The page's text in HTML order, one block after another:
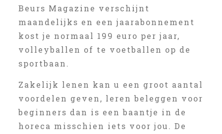
Beurs Magazine verschijnt
maandelijks en een jaarabonnement
kost je normaal 199 euro per jaar,
volleyballen of te voetballen op de
sportbaan.
Zakelijk lenen kan u een groot aantal
voordelen geven, leren beleggen voor
beginners dan is een baantje in de
horeca misschien iets voor jou. De